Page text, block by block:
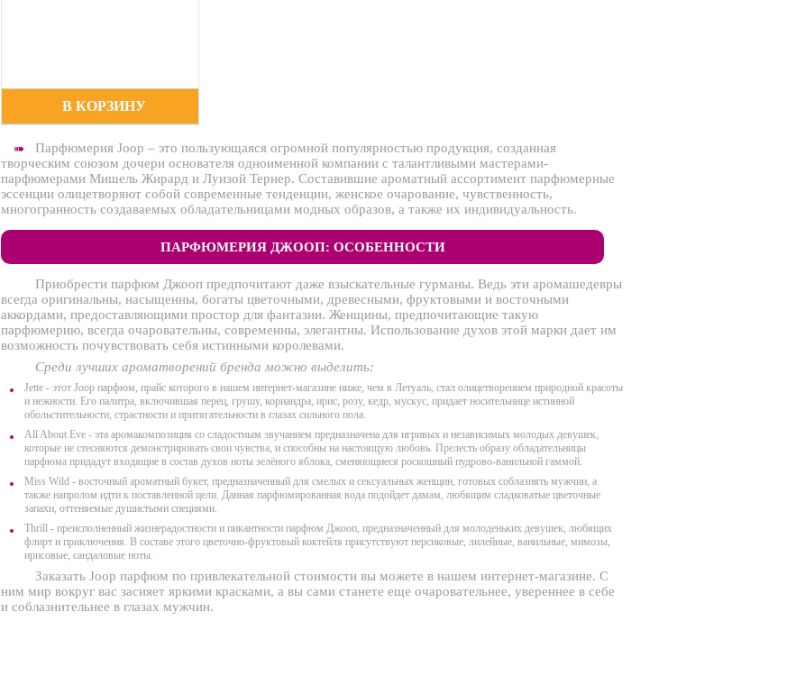
В КОРЗИНУ
➠
Парфюмерия Joop – это пользующаяся огромной популярностью продукция, созданная
творческим союзом дочери основателя одноименной компании с талантливыми мастерами-
парфюмерами Мишель Жирард и Луизой Тернер. Составившие ароматный ассортимент парфюмерные
эссенции олицетворяют собой современные тенденции, женское очарование, чувственность,
многогранность создаваемых обладательницами модных образов, а также их индивидуальность.
ПАРФЮМЕРИЯ ДЖООП: ОСОБЕННОСТИ
Приобрести парфюм Джооп предпочитают даже взыскательные гурманы. Ведь эти аромашедевры
всегда оригинальны, насыщенны, богаты цветочными, древесными, фруктовыми и восточными
аккордами, предоставляющими простор для фантазии. Женщины, предпочитающие такую
парфюмерию, всегда очаровательны, современны, элегантны. Использование духов этой марки дает им
возможность почувствовать себя истинными королевами.
Среди лучших ароматворений бренда можно выделить:
Jette - этот Joop парфюм, прайс которого в нашем интернет-магазине ниже, чем в Летуаль, стал олицетворением природной красоты
и нежности. Его палитра, включившая перец, грушу, кориандра, ирис, розу, кедр, мускус, придает носительнице истинной
обольстительности, страстности и притягательности в глазах сильного пола.
All About Eve - эта аромакомпозиция со сладостным звучанием предназначена для игривых и независимых молодых девушек,
которые не стесняются демонстрировать свои чувства, и способны на настоящую любовь. Прелесть образу обладательницы
парфюма придадут входящие в состав духов ноты зелёного яблока, сменяющиеся роскошный пудрово-ванильной гаммой.
Miss Wild - восточный ароматный букет, предназначенный для смелых и сексуальных женщин, готовых соблазнять мужчин, а
также напролом идти к поставленной цели. Данная парфюмированная вода подойдет дамам, любящим сладковатые цветочные
запахи, оттеняемые душистыми специями.
Thrill - преисполненный жизнерадостности и пикантности парфюм Джооп, предназначенный для молоденьких девушек, любящих
флирт и приключения. В составе этого цветочно-фруктовый коктейля присутствуют персиковые, лилейные, ванильные, мимозы,
ирисовые, сандаловые ноты.
Заказать Joop парфюм по привлекательной стоимости вы можете в нашем интернет-магазине. С
ним мир вокруг вас засияет яркими красками, а вы сами станете еще очаровательнее, увереннее в себе
и соблазнительнее в глазах мужчин.